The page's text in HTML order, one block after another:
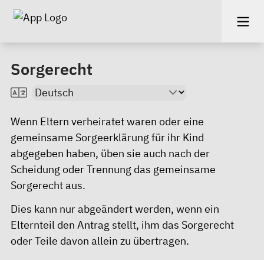
Sorgerecht
Wenn Eltern verheiratet waren oder eine
gemeinsame Sorgeerklärung für ihr Kind
abgegeben haben, üben sie auch nach der
Scheidung oder Trennung das gemeinsame
Sorgerecht aus.
Dies kann nur abgeändert werden, wenn ein
Elternteil den Antrag stellt, ihm das Sorgerecht
oder Teile davon allein zu übertragen.